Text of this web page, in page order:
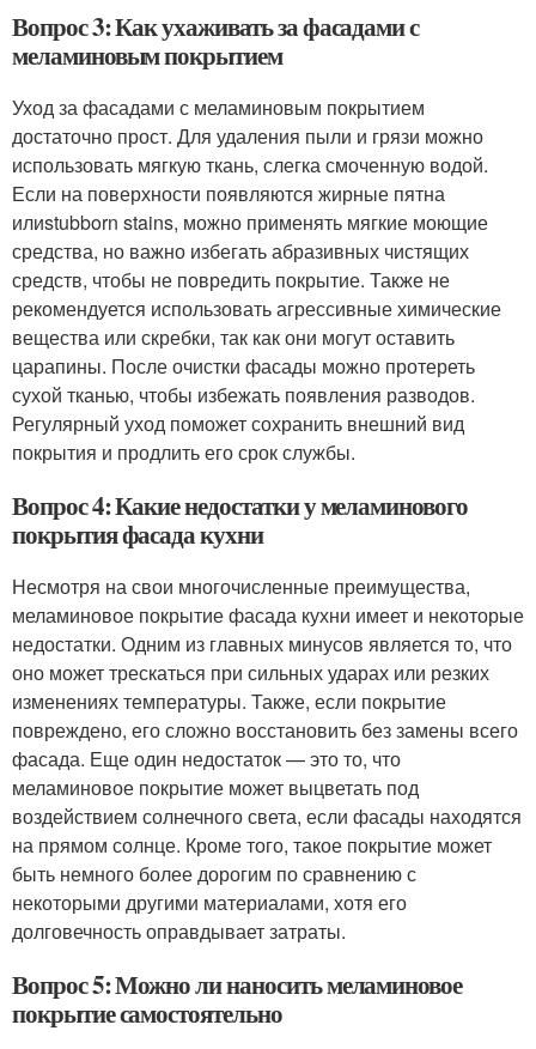
Вопрос 3: Как ухаживать за фасадами с
меламиновым покрытием
Уход за фасадами с меламиновым покрытием
достаточно прост. Для удаления пыли и грязи можно
использовать мягкую ткань, слегка смоченную водой.
Если на поверхности появляются жирные пятна
илиstubborn stains, можно применять мягкие моющие
средства, но важно избегать абразивных чистящих
средств, чтобы не повредить покрытие. Также не
рекомендуется использовать агрессивные химические
вещества или скребки, так как они могут оставить
царапины. После очистки фасады можно протереть
сухой тканью, чтобы избежать появления разводов.
Регулярный уход поможет сохранить внешний вид
покрытия и продлить его срок службы.
Вопрос 4: Какие недостатки у меламинового
покрытия фасада кухни
Несмотря на свои многочисленные преимущества,
меламиновое покрытие фасада кухни имеет и некоторые
недостатки. Одним из главных минусов является то, что
оно может трескаться при сильных ударах или резких
изменениях температуры. Также, если покрытие
повреждено, его сложно восстановить без замены всего
фасада. Еще один недостаток — это то, что
меламиновое покрытие может выцветать под
воздействием солнечного света, если фасады находятся
на прямом солнце. Кроме того, такое покрытие может
быть немного более дорогим по сравнению с
некоторыми другими материалами, хотя его
долговечность оправдывает затраты.
Вопрос 5: Можно ли наносить меламиновое
покрытие самостоятельно